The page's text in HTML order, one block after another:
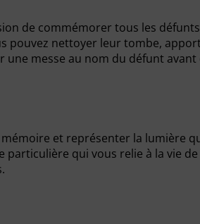
de commémorer tous les
pouvez nettoyer leur tombe,
messe au nom du défunt avant
et représenter la lumière
qui vous relie à la vie